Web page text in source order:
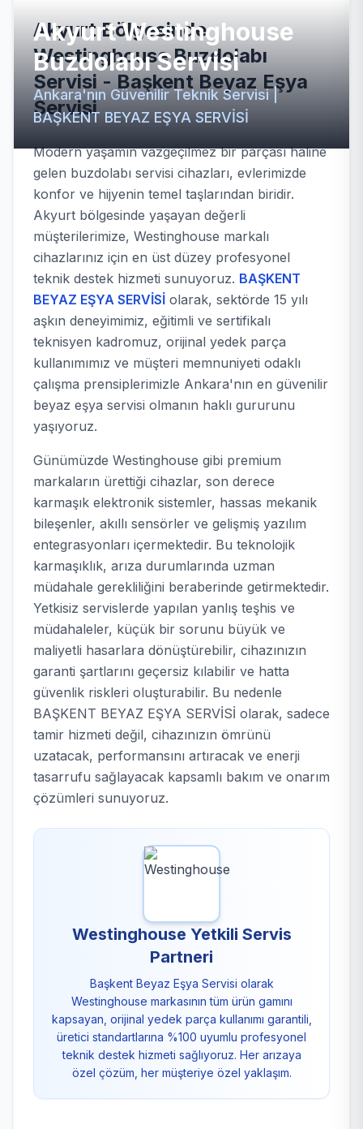
Akyurt Westinghouse
Buzdolabı Servisi
Ankara'nın Güvenilir Teknik Servisi |
BAŞKENT BEYAZ EŞYA SERVİSİ
Akyurt Bölgesinde
Westinghouse Buzdolabı
Servisi - Başkent Beyaz Eşya
Servisi
Modern yaşamın vazgeçilmez bir parçası haline
gelen buzdolabı servisi cihazları, evlerimizde
konfor ve hijyenin temel taşlarından biridir.
Akyurt bölgesinde yaşayan değerli
müşterilerimize, Westinghouse markalı
cihazlarınız için en üst düzey profesyonel
teknik destek hizmeti sunuyoruz. BAŞKENT
BEYAZ EŞYA SERVİSİ olarak, sektörde 15 yılı
aşkın deneyimimiz, eğitimli ve sertifikalı
teknisyen kadromuz, orijinal yedek parça
kullanımımız ve müşteri memnuniyeti odaklı
çalışma prensiplerimizle Ankara'nın en güvenilir
beyaz eşya servisi olmanın haklı gururunu
yaşıyoruz.
Günümüzde Westinghouse gibi premium
markaların ürettiği cihazlar, son derece
karmaşık elektronik sistemler, hassas mekanik
bileşenler, akıllı sensörler ve gelişmiş yazılım
entegrasyonları içermektedir. Bu teknolojik
karmaşıklık, arıza durumlarında uzman
müdahale gerekliliğini beraberinde getirmektedir.
Yetkisiz servislerde yapılan yanlış teşhis ve
müdahaleler, küçük bir sorunu büyük ve
maliyetli hasarlara dönüştürebilir, cihazınızın
garanti şartlarını geçersiz kılabilir ve hatta
güvenlik riskleri oluşturabilir. Bu nedenle
BAŞKENT BEYAZ EŞYA SERVİSİ olarak, sadece
tamir hizmeti değil, cihazınızın ömrünü
uzatacak, performansını artıracak ve enerji
tasarrufu sağlayacak kapsamlı bakım ve onarım
çözümleri sunuyoruz.
Westinghouse Yetkili Servis
Partneri
Başkent Beyaz Eşya Servisi olarak
Westinghouse markasının tüm ürün gamını
kapsayan, orijinal yedek parça kullanımı garantili,
üretici standartlarına %100 uyumlu profesyonel
teknik destek hizmeti sağlıyoruz. Her arızaya
özel çözüm, her müşteriye özel yaklaşım.